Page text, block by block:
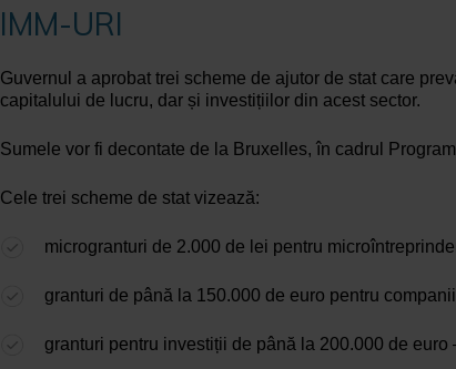
IMM-URI
Guvernul a aprobat trei scheme de ajutor de stat care
capitalului de lucru, dar și investițiilor din acest sector.
Sumele vor fi decontate de la Bruxelles, în cadrul
Cele trei scheme de stat vizează:
microgranturi de 2.000 de lei pentru
granturi de până la 150.000 de euro pentru
granturi pentru investiții de până la 200.000 de euro